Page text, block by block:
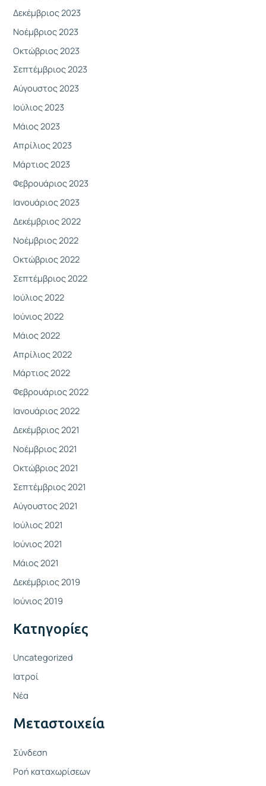
Δεκέμβριος 2023
Νοέμβριος 2023
Οκτώβριος 2023
Σεπτέμβριος 2023
Αύγουστος 2023
Ιούλιος 2023
Μάιος 2023
Απρίλιος 2023
Μάρτιος 2023
Φεβρουάριος 2023
Ιανουάριος 2023
Δεκέμβριος 2022
Νοέμβριος 2022
Οκτώβριος 2022
Σεπτέμβριος 2022
Ιούλιος 2022
Ιούνιος 2022
Μάιος 2022
Απρίλιος 2022
Μάρτιος 2022
Φεβρουάριος 2022
Ιανουάριος 2022
Δεκέμβριος 2021
Νοέμβριος 2021
Οκτώβριος 2021
Σεπτέμβριος 2021
Αύγουστος 2021
Ιούλιος 2021
Ιούνιος 2021
Μάιος 2021
Δεκέμβριος 2019
Ιούνιος 2019
Kατηγορίες
Uncategorized
Ιατροί
Νέα
Μεταστοιχεία
Σύνδεση
Ροή καταχωρίσεων